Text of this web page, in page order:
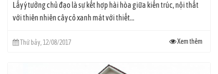
Lấy ý tưởng chủ đạo là sự kết hợp hài hòa giữa kiến trúc, nội thất
với thiên nhiên cây cỏ xanh mát với thiết...
Thứ bảy, 12/08/2017 Xem thêm